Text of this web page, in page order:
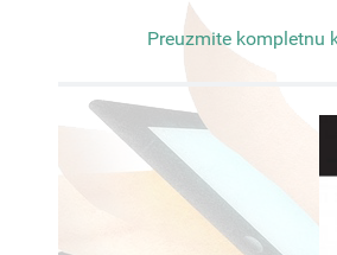
Preuzmite kompletnu